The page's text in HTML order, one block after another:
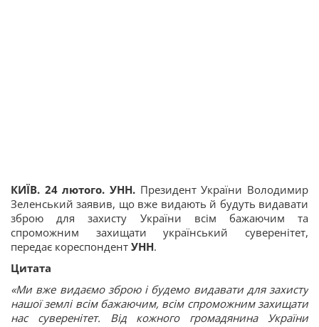
КИЇВ. 24 лютого. УНН. Президент України Володимир
Зеленський заявив, що вже видають й будуть видавати
зброю для захисту України всім бажаючим та
спроможним захищати український суверенітет,
передає кореспондент УНН.
Цитата
«Ми вже видаємо зброю і будемо видавати для захисту
нашої землі всім бажаючим, всім спроможним захищати
нас суверенітет. Від кожного громадянина України